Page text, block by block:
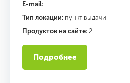
E-mail:
Тип локации: пункт выдачи
Продуктов на сайте: 2
Подробнее